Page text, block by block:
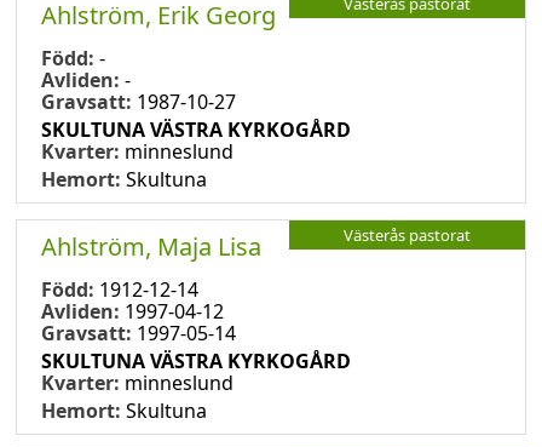
Ahlström, Erik Georg
Född: -
Avliden: -
Gravsatt: 1987-10-27
SKULTUNA VÄSTRA KYRKOGÅRD
Kvarter: minneslund
Hemort: Skultuna
Västerås pastorat
Ahlström, Maja Lisa
Född: 1912-12-14
Avliden: 1997-04-12
Gravsatt: 1997-05-14
SKULTUNA VÄSTRA KYRKOGÅRD
Kvarter: minneslund
Hemort: Skultuna